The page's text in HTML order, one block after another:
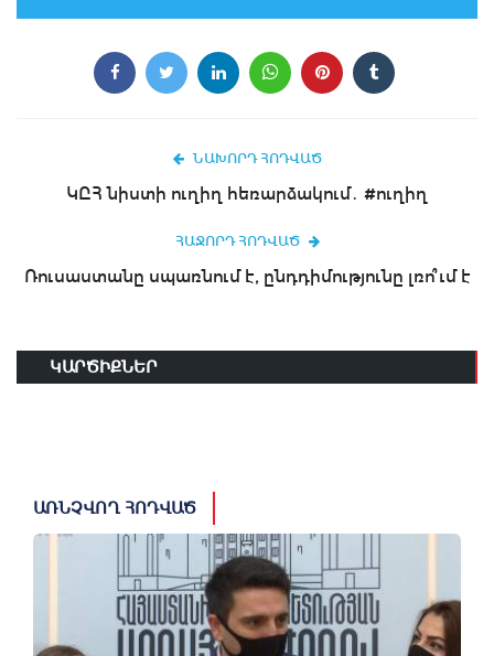
ՆԱԽՈՐԴ ՀՈԴՎԱԾ
ԿԸՀ նիստի ուղիղ հեռարձակում․ #ուղիղ
ՀԱՋՈՐԴ ՀՈԴՎԱԾ
Ռուսաստանը սպառնում է, ընդդիմությունը լռո՞ւմ է
ԿԱՐԾԻՔՆԵՐ
ԱՌՆՉՎՈՂ ՀՈԴՎԱԾ